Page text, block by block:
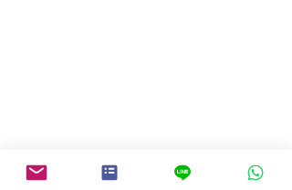
物件検索にもどる